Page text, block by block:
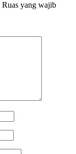
Ruas yang wajib